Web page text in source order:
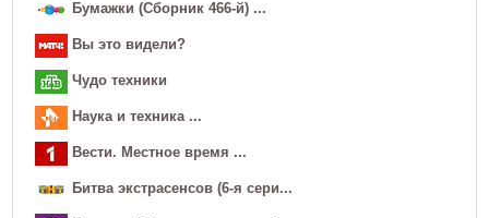
Бумажки (Сборник 466-й) ...
Вы это видели?
Чудо техники
Наука и техника ...
Вести. Местное время ...
Битва экстраceнсов (6-я сери...